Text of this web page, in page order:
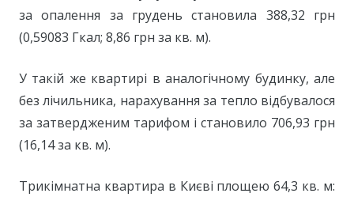
за опалення за грудень становила 388,32 грн
(0,59083 Гкал; 8,86 грн за кв. м).
У такій же квартирі в аналогічному будинку, але
без лічильника, нарахування за тепло відбувалося
за затвердженим тарифом і становило 706,93 грн
(16,14 за кв. м).
Трикімнатна квартира в Києві площею 64,3 кв. м: